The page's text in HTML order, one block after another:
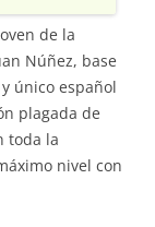
de la
Núñez, base
único español
plagada de
toda la
nivel con